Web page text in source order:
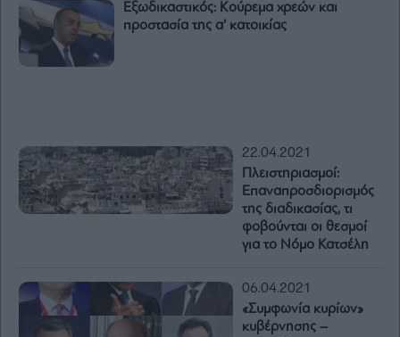
Εξωδικαστικός: Κούρεμα χρεών και
προστασία της α’ κατοικίας
22.04.2021
Πλειστηριασμοί:
Επαναπροσδιορισμός
της διαδικασίας, τι
φοβούνται οι θεσμοί
για το Νόμο Κατσέλη
06.04.2021
«Συμφωνία κυρίων»
κυβέρνησης –